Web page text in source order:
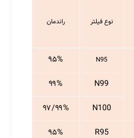
نوع فیلتر راندمان
N95
۹۵%
N99
۹۹%
N100
۹۷/۹۹%
R95 ۹۵%